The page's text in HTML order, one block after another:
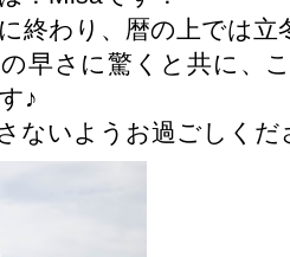
終わり、暦の上では立
早さに驚くと共に、
♪
ないようお過ごしくだ